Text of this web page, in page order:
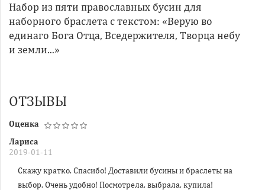
Набор из пяти православных бусин для
наборного браслета с текстом: «Верую во
единаго Бога Отца, Вседержителя, Творца небу
и земли...»
ОТЗЫВЫ
Оценка
Лариса
2019-01-11
Скажу кратко. Спасибо! Доставили бусины и браслеты на
выбор. Очень удобно! Посмотрела, выбрала, купила!